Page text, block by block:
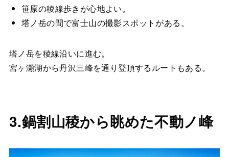
笹原の稜線歩きが心地よい。
塔ノ岳の間で富士山の撮影スポットがある。
塔ノ岳を稜線沿いに進む。
宮ヶ瀬湖から丹沢三峰を通り登頂するルートもある。
3.鍋割山稜から眺めた不動ノ峰